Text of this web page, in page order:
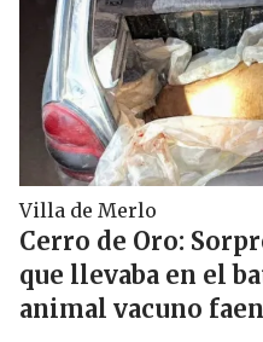
Villa de Merlo
Cerro de Oro:
que llevaba en el
animal vacuno